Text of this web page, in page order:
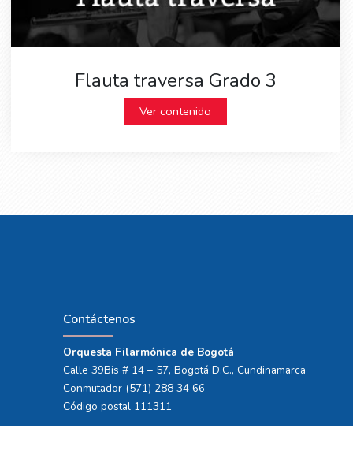
Flauta traversa Grado 3
Ver contenido
Contáctenos
Orquesta Filarmónica de Bogotá
Calle 39Bis # 14 – 57, Bogotá D.C., Cundinamarca
Conmutador (571) 288 34 66
Código postal 111311